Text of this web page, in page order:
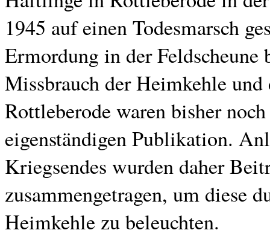
1945 auf einen Todesmarsch
Ermordung in der Feldscheune
Missbrauch der Heimkehle
Rottleberode waren bisher
eigenständigen Publikation.
Kriegsendes wurden daher
zusammengetragen, um diese
Heimkehle zu beleuchten.